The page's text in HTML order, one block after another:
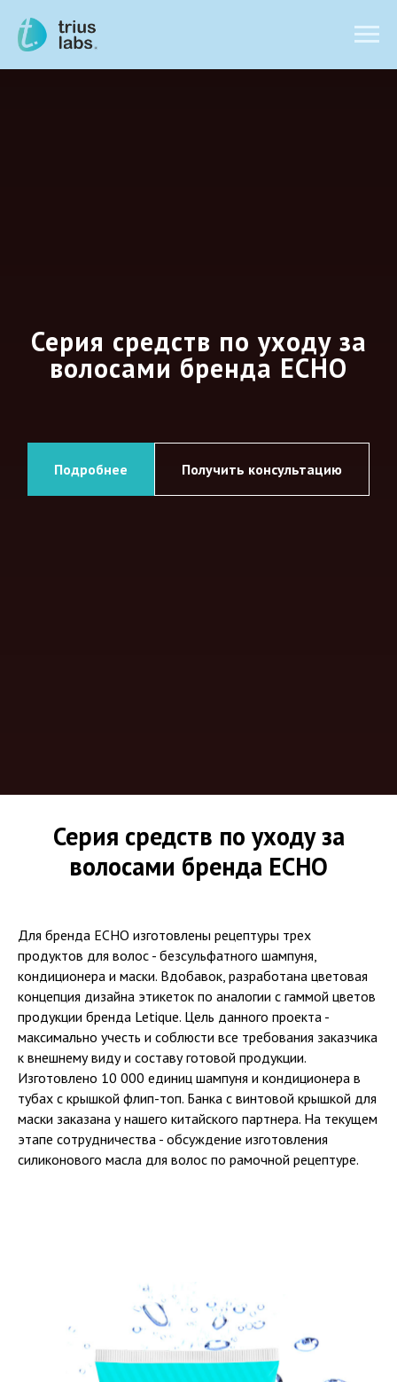
Серия средств по уходу за
волосами бренда ECHO
Подробнее Получить консультацию
Серия средств по уходу за
волосами бренда ECHO
Для бренда ECHO изготовлены рецептуры трех
продуктов для волос - безсульфатного шампуня,
кондиционера и маски. Вдобавок, разработана цветовая
концепция дизайна этикеток по аналогии с гаммой цветов
продукции бренда Letique. Цель данного проекта -
максимально учесть и соблюсти все требования заказчика
к внешнему виду и составу готовой продукции.
Изготовлено 10 000 единиц шампуня и кондиционера в
тубах с крышкой флип-топ. Банка с винтовой крышкой для
маски заказана у нашего китайского партнера. На текущем
этапе сотрудничества - обсуждение изготовления
силиконового масла для волос по рамочной рецептуре.